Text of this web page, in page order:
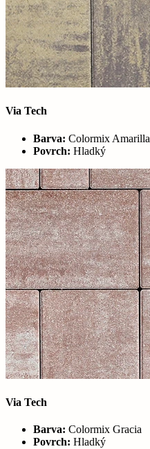
Via Tech
Barva: Colormix Amarilla
Povrch: Hladký
Via Tech
Barva: Colormix Gracia
Povrch: Hladký